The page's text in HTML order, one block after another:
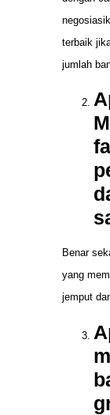
terbaik
jumlah
Benar
yang
jemput